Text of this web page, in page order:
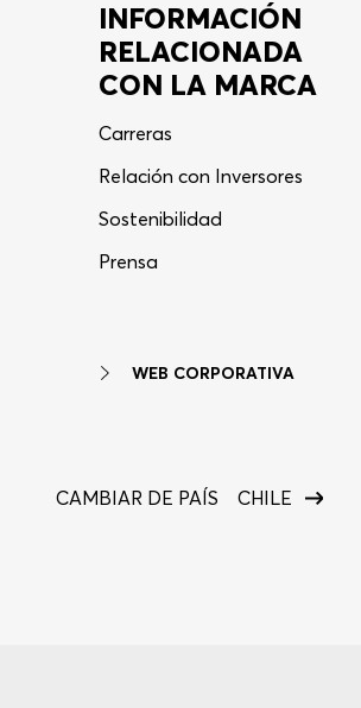
INFORMACIÓN
RELACIONADA
CON LA MARCA
Carreras
Relación con Inversores
Sostenibilidad
Prensa
WEB CORPORATIVA
CAMBIAR DE PAÍS CHILE